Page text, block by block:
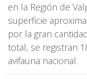
en la Región de
superficie
por la gran
total, se registran
avifauna nacional.